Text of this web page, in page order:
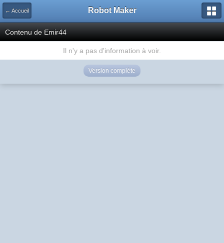
← Accueil Robot Maker
Contenu de Emir44
Il n'y a pas d'information à voir.
Version complète